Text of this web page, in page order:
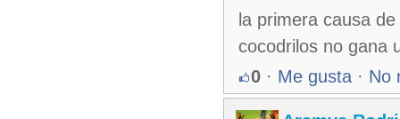
la primera causa
cocodrilos no gana
0 · Me gusta · No